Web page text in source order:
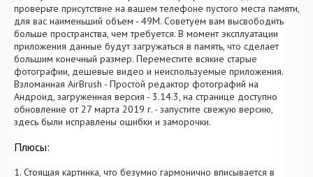
проверьте присутствие на вашем телефоне пустого места памяти,
для вас наименьший объем - 49M. Советуем вам высвободить
больше пространства, чем требуется. В момент эксплуатации
приложения данные будут загружаться в память, что сделает
большим конечный размер. Переместите всякие старые
фотографии, дешевые видео и неиспользуемые приложения.
Взломанная AirBrush - Простой редактор фотографий на
Андроид, загруженная версия - 3.14.3, на странице доступно
обновление от 27 марта 2019 г. - запустите свежую версию,
здесь были исправлены ошибки и заморочки.
Плюсы:
1. Стоящая картинка, что безумно гармонично вписывается в